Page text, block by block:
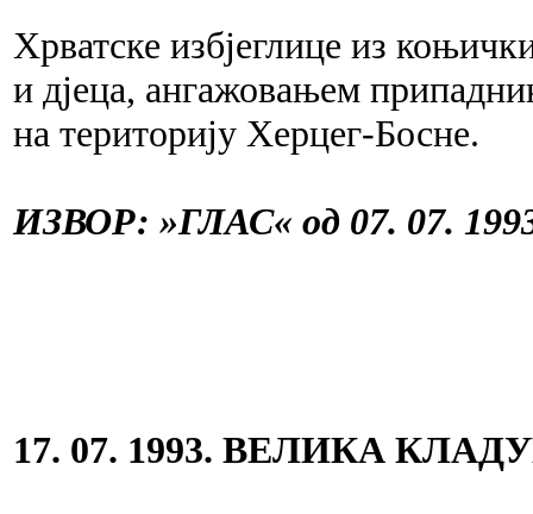
Хрватске избјеглице из
и дјеца, ангажовањем
на територију Херцег-Босне.
ИЗВОР: »ГЛАС« од 07. 07.
17. 07. 1993. ВЕЛИКА